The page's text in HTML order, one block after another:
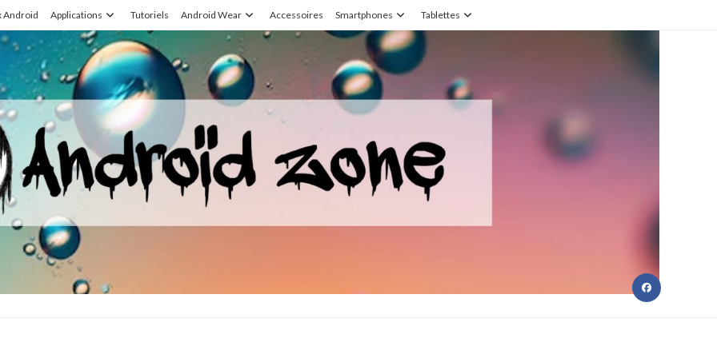
Android Applications Tutoriels Android Wear Accessoires Smartphones Tablettes